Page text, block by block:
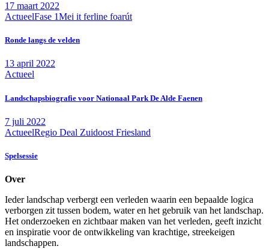
17 maart 2022
ActueelFase 1Mei it ferline foarút
Ronde langs de velden
13 april 2022
Actueel
Landschapsbiografie voor Nationaal Park De Alde Faenen
7 juli 2022
ActueelRegio Deal Zuidoost Friesland
Spelsessie
Over
Ieder landschap verbergt een verleden waarin een bepaalde logica
verborgen zit tussen bodem, water en het gebruik van het landschap.
Het onderzoeken en zichtbaar maken van het verleden, geeft inzicht
en inspiratie voor de ontwikkeling van krachtige, streekeigen
landschappen.